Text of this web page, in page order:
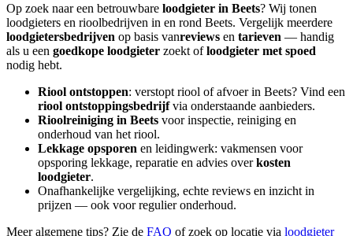
Op zoek naar een betrouwbare loodgieter in Beets? Wij tonen
loodgieters en rioolbedrijven in en rond Beets. Vergelijk meerdere
loodgietersbedrijven op basis vanreviews en tarieven — handig
als u een goedkope loodgieter zoekt ofloodgieter met spoed
nodig hebt.
Riool ontstoppen: verstopt riool of afvoer in Beets? Vind een
riool ontstoppingsbedrijfvia onderstaande aanbieders.
Rioolreiniging in Beets voor inspectie, reiniging en
onderhoud van het riool.
Lekkage opsporen en leidingwerk: vakmensen voor
opsporing lekkage, reparatie en advies overkosten
loodgieter.
Onafhankelijke vergelijking, echte reviews en inzicht in
prijzen — ook voor regulier onderhoud.
Meer algemene tips? Zie de FAQ of zoek op locatie via loodgieter